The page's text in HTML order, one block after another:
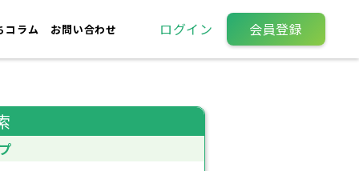
コラム お問い合わせ ログイン 会員登録